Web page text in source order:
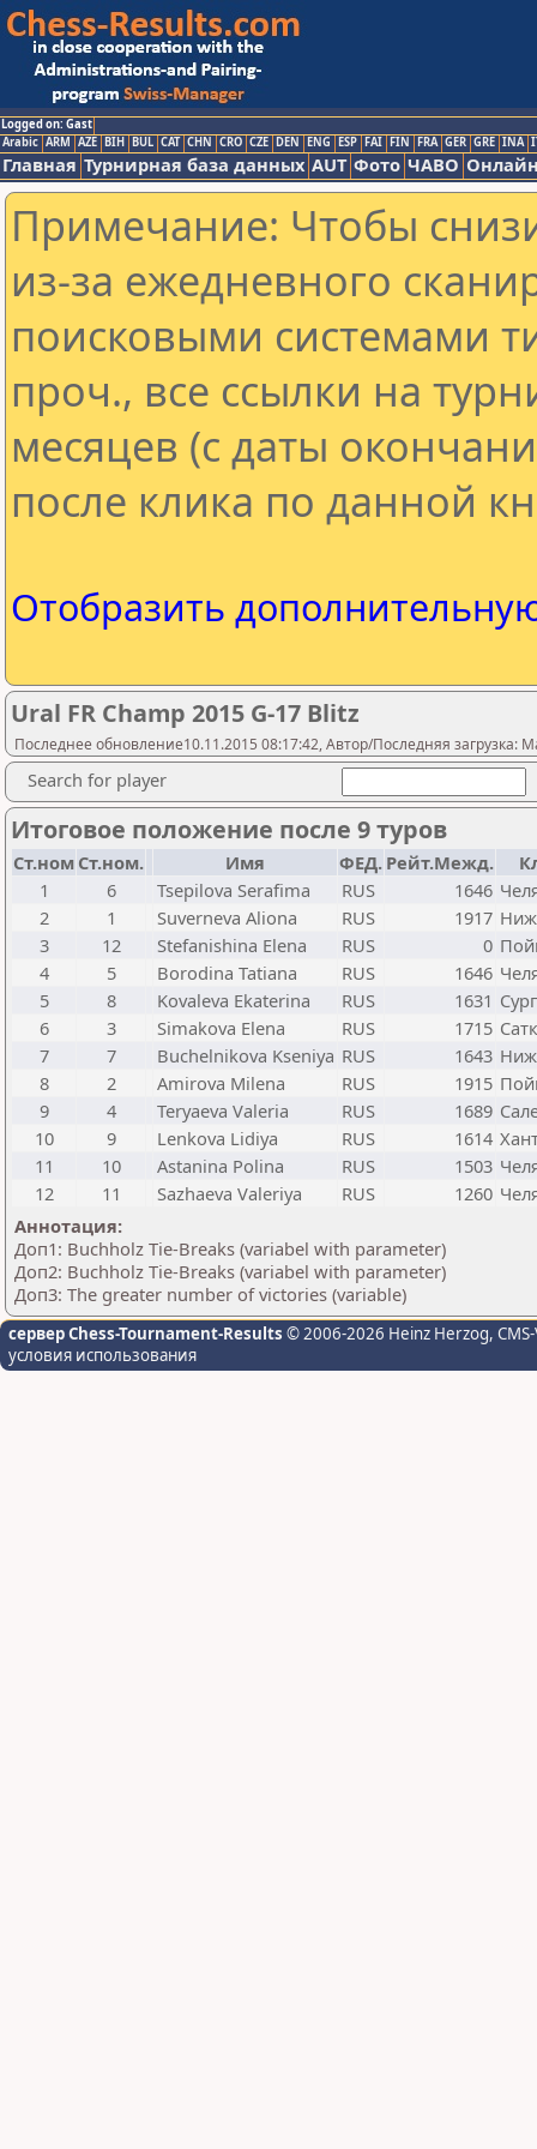
Logged on: Gast
Arabic ARM AZE BIH BUL CAT CHN CRO CZE DEN ENG ESP FAI FIN FRA GER GRE INA
Главная Турнирная база данных AUT Фото ЧАВО
Примечание: Чтобы
из-за ежедневного
поисковыми системами
проч., все ссылки на
месяцев (с даты
после клика по данной
Отобразить
Ural FR Champ 2015 G-17 Blitz
Последнее обновление10.11.2015 08:17:42, Автор/Последняя загрузка:
Search for player
Итоговое положение после 9 туров
Ст.ном Ст.ном. Имя ФЕД. Рейт.Межд.
1
6 Tsepilova Serafima RUS 1646
2
1 Suverneva Aliona RUS 1917
3
12 Stefanishina Elena RUS 0
4
5 Borodina Tatiana RUS 1646
5
8 Kovaleva Ekaterina RUS 1631
6
3 Simakova Elena RUS 1715
7
7 Buchelnikova Kseniya RUS 1643
8
2 Amirova Milena RUS 1915
9
4 Teryaeva Valeria RUS 1689
10
9 Lenkova Lidiya RUS 1614
11
10 Astanina Polina RUS 1503
12
11 Sazhaeva Valeriya RUS 1260
Аннотация:
Доп1: Buchholz Tie-Breaks (variabel with parameter)
Доп2: Buchholz Tie-Breaks (variabel with parameter)
Доп3: The greater number of victories (variable)
сервер Chess-Tournament-Results © 2006-2026 Heinz Herzog,
условия использования